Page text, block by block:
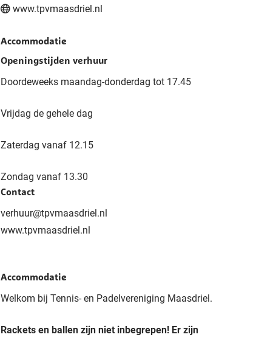
www.tpvmaasdriel.nl
Accommodatie
Openingstijden verhuur
Doordeweeks maandag-donderdag tot 17.45
Vrijdag de gehele dag
Zaterdag vanaf 12.15
Zondag vanaf 13.30
Contact
verhuur@tpvmaasdriel.nl
www.tpvmaasdriel.nl
Accommodatie
Welkom bij Tennis- en Padelvereniging Maasdriel.
Rackets en ballen zijn niet inbegrepen! Er zijn